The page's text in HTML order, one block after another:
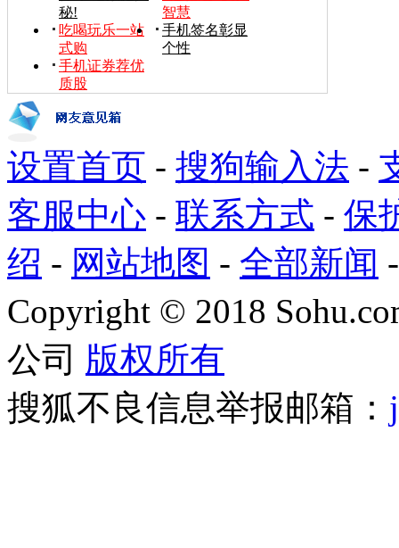
秘!
智慧
吃喝玩乐一站
式购
手机签名彰显
个性
手机证券荐优
质股
设置首页 - 搜狗输入法 -
客服中心 - 联系方式 - 保
绍 - 网站地图 - 全部新闻
Copyright © 2018
公司 版权所有
搜狐不良信息举报邮箱：